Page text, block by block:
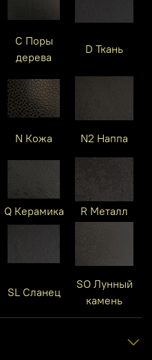
C Поры
дерева
D Ткань
N Кожа N2 Наппа
Q Керамика R Металл
SL Сланец
SO Лунный
камень